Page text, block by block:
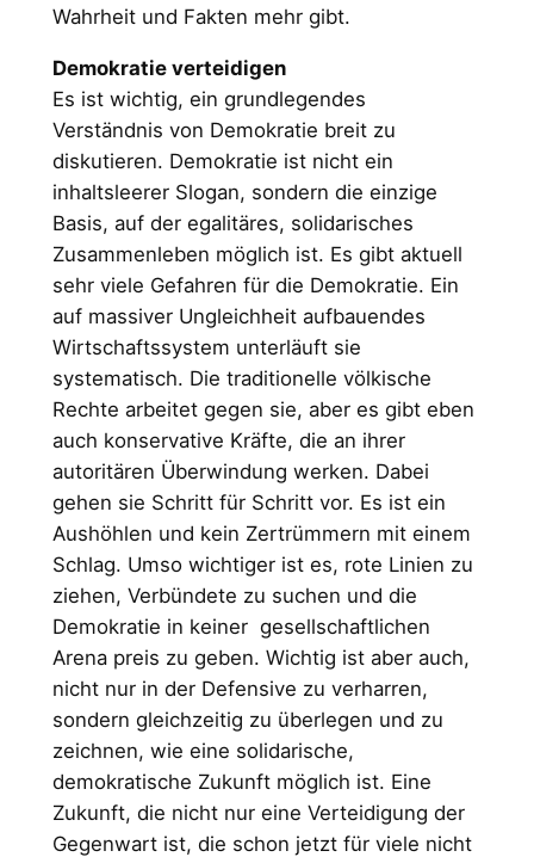
Wahrheit und Fakten mehr gibt.
Demokratie verteidigen
Es ist wichtig, ein grundlegendes
Verständnis von Demokratie breit zu
diskutieren. Demokratie ist nicht ein
inhaltsleerer Slogan, sondern die einzige
Basis, auf der egalitäres, solidarisches
Zusammenleben möglich ist. Es gibt aktuell
sehr viele Gefahren für die Demokratie. Ein
auf massiver Ungleichheit aufbauendes
Wirtschaftssystem unterläuft sie
systematisch. Die traditionelle völkische
Rechte arbeitet gegen sie, aber es gibt eben
auch konservative Kräfte, die an ihrer
autoritären Überwindung werken. Dabei
gehen sie Schritt für Schritt vor. Es ist ein
Aushöhlen und kein Zertrümmern mit einem
Schlag. Umso wichtiger ist es, rote Linien zu
ziehen, Verbündete zu suchen und die
Demokratie in keiner gesellschaftlichen
Arena preis zu geben. Wichtig ist aber auch,
nicht nur in der Defensive zu verharren,
sondern gleichzeitig zu überlegen und zu
zeichnen, wie eine solidarische,
demokratische Zukunft möglich ist. Eine
Zukunft, die nicht nur eine Verteidigung der
Gegenwart ist, die schon jetzt für viele nicht